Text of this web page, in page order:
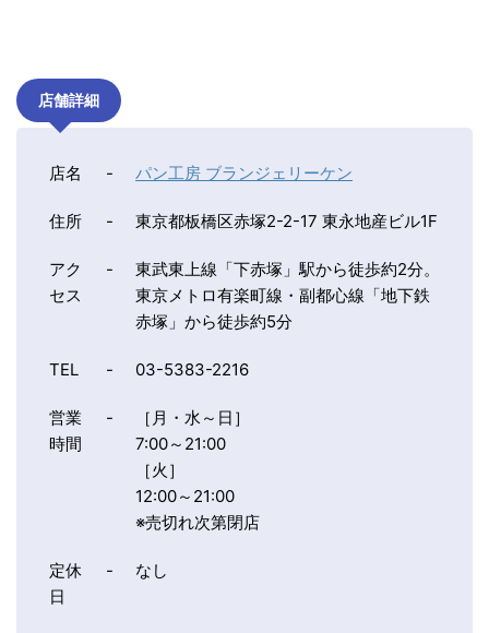
店舗詳細
店名 - パン工房 ブランジェリーケン
住所 - 東京都板橋区赤塚2-2-17 東永地産ビル1F
アク
セス
-
東武東上線「下赤塚」駅から徒歩約2分。
東京メトロ有楽町線・副都心線「地下鉄
赤塚」から徒歩約5分
TEL - 03-5383-2216
営業
時間
-
［月・水～日］
7:00～21:00
［火］
12:00～21:00
※売切れ次第閉店
定休
日
- なし